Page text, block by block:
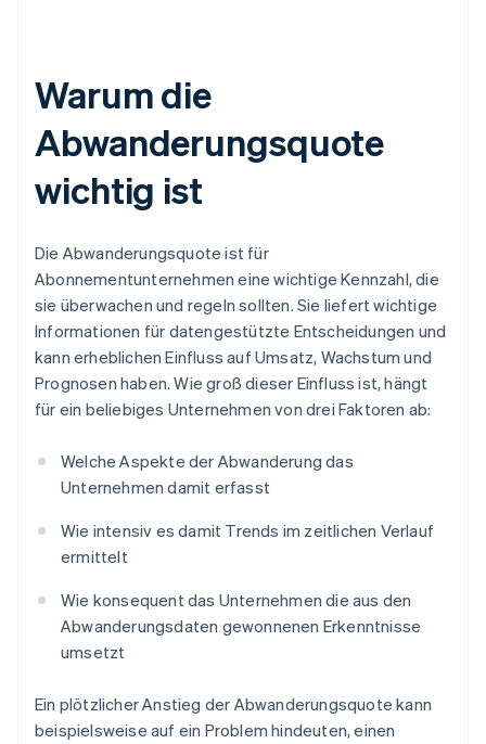
Warum die
Abwanderungsquote
wichtig ist
Die Abwanderungsquote ist für
Abonnementunternehmen eine wichtige Kennzahl, die
sie überwachen und regeln sollten. Sie liefert wichtige
Informationen für datengestützte Entscheidungen und
kann erheblichen Einfluss auf Umsatz, Wachstum und
Prognosen haben. Wie groß dieser Einfluss ist, hängt
für ein beliebiges Unternehmen von drei Faktoren ab:
Welche Aspekte der Abwanderung das
Unternehmen damit erfasst
Wie intensiv es damit Trends im zeitlichen Verlauf
ermittelt
Wie konsequent das Unternehmen die aus den
Abwanderungsdaten gewonnenen Erkenntnisse
umsetzt
Ein plötzlicher Anstieg der Abwanderungsquote kann
beispielsweise auf ein Problem hindeuten, einen